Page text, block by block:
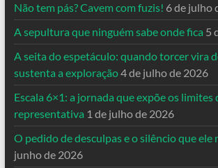
Não tem pás? Cavem com fuzis! 6 de julho
A sepultura que ninguém sabe onde fica 5
A seita do espetáculo: quando torcer vira
sustenta a exploração4 de julho de 2026
Escala 6×1: a jornada que expõe os limites
representativa 1 de julho de 2026
O pedido de desculpas e o silêncio que ele
junho de 2026